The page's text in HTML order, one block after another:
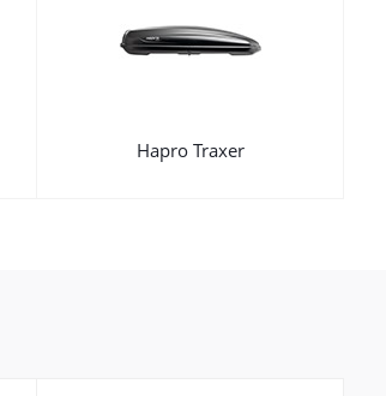
Hapro Traxer